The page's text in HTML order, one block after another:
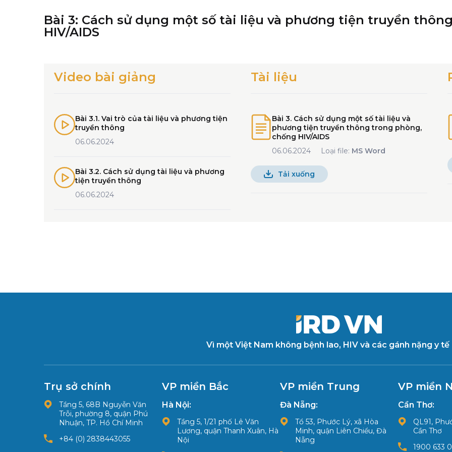
Bài 3: Cách sử dụng một số tài liệu và phương tiện truyền
HIV/AIDS
Video bài giảng
Bài 3.1. Vai trò của tài liệu và phương tiện
truyền thông
06.06.2024
Bài 3.2. Cách sử dụng tài liệu và phương
tiện truyền thông
06.06.2024
Tài liệu
Bài 3. Cách sử dụng một số tài liệu và
phương tiện truyền thông trong phòng,
chống HIV/AIDS
06.06.2024
Loại file: MS Word
Tải xuống
Vì một Việt Nam không bệnh lao, HIV và các gánh nặng y tế
Trụ sở chính
Tầng 5, 68B Nguyễn Văn
Trỗi, phường 8, quận Phú
Nhuận, TP. Hồ Chí Minh
+84 (0) 2838443055
VP miền Bắc
Hà Nội:
Tầng 5, 1/21 phố Lê Văn
Lương, quận Thanh Xuân, Hà
Nội
VP miền Trung
Đà Nẵng:
Tổ 53, Phước Lý, xã Hòa
Minh, quận Liên Chiểu, Đà
Nẵng
VP miền
Cần Thơ:
QL91,
Cần Thơ
1900 633